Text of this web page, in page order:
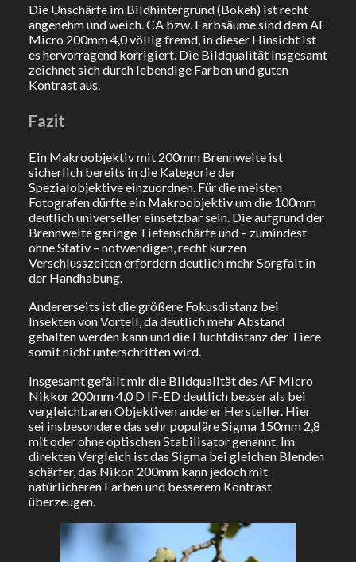
Die Unschärfe im Bildhintergrund (Bokeh) ist recht
angenehm und weich. CA bzw. Farbsäume sind dem AF
Micro 200mm 4,0 völlig fremd, in dieser Hinsicht ist
es hervorragend korrigiert. Die Bildqualität insgesamt
zeichnet sich durch lebendige Farben und guten
Kontrast aus.
Fazit
Ein Makroobjektiv mit 200mm Brennweite ist
sicherlich bereits in die Kategorie der
Spezialobjektive einzuordnen. Für die meisten
Fotografen dürfte ein Makroobjektiv um die 100mm
deutlich universeller einsetzbar sein. Die aufgrund der
Brennweite geringe Tiefenschärfe und – zumindest
ohne Stativ – notwendigen, recht kurzen
Verschlusszeiten erfordern deutlich mehr Sorgfalt in
der Handhabung.
Andererseits ist die größere Fokusdistanz bei
Insekten von Vorteil, da deutlich mehr Abstand
gehalten werden kann und die Fluchtdistanz der Tiere
somit nicht unterschritten wird.
Insgesamt gefällt mir die Bildqualität des AF Micro
Nikkor 200mm 4,0 D IF-ED deutlich besser als bei
vergleichbaren Objektiven anderer Hersteller. Hier
sei insbesondere das sehr populäre Sigma 150mm 2,8
mit oder ohne optischen Stabilisator genannt. Im
direkten Vergleich ist das Sigma bei gleichen Blenden
schärfer, das Nikon 200mm kann jedoch mit
natürlicheren Farben und besserem Kontrast
überzeugen.